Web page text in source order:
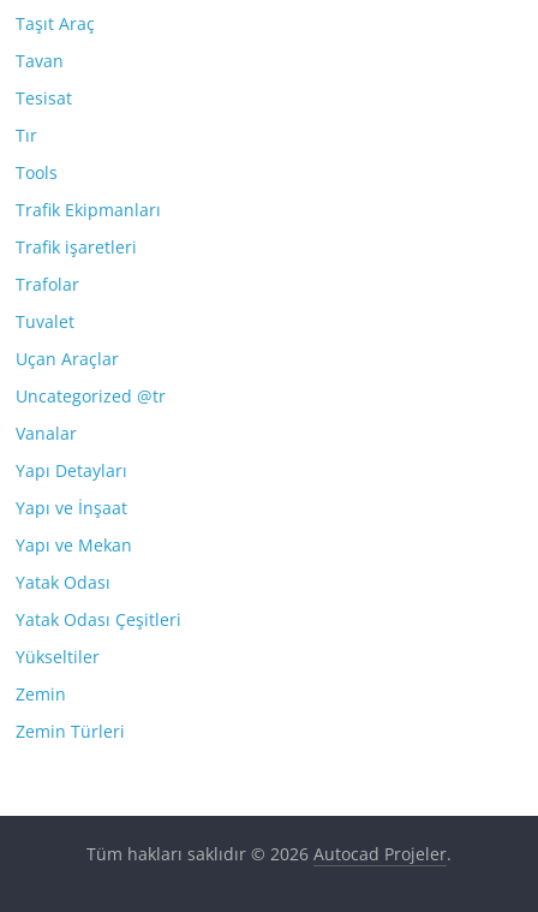
Taşıt Araç
Tavan
Tesisat
Tır
Tools
Trafik Ekipmanları
Trafik işaretleri
Trafolar
Tuvalet
Uçan Araçlar
Uncategorized @tr
Vanalar
Yapı Detayları
Yapı ve İnşaat
Yapı ve Mekan
Yatak Odası
Yatak Odası Çeşitleri
Yükseltiler
Zemin
Zemin Türleri
Tüm hakları saklıdır © 2026 Autocad Projeler.